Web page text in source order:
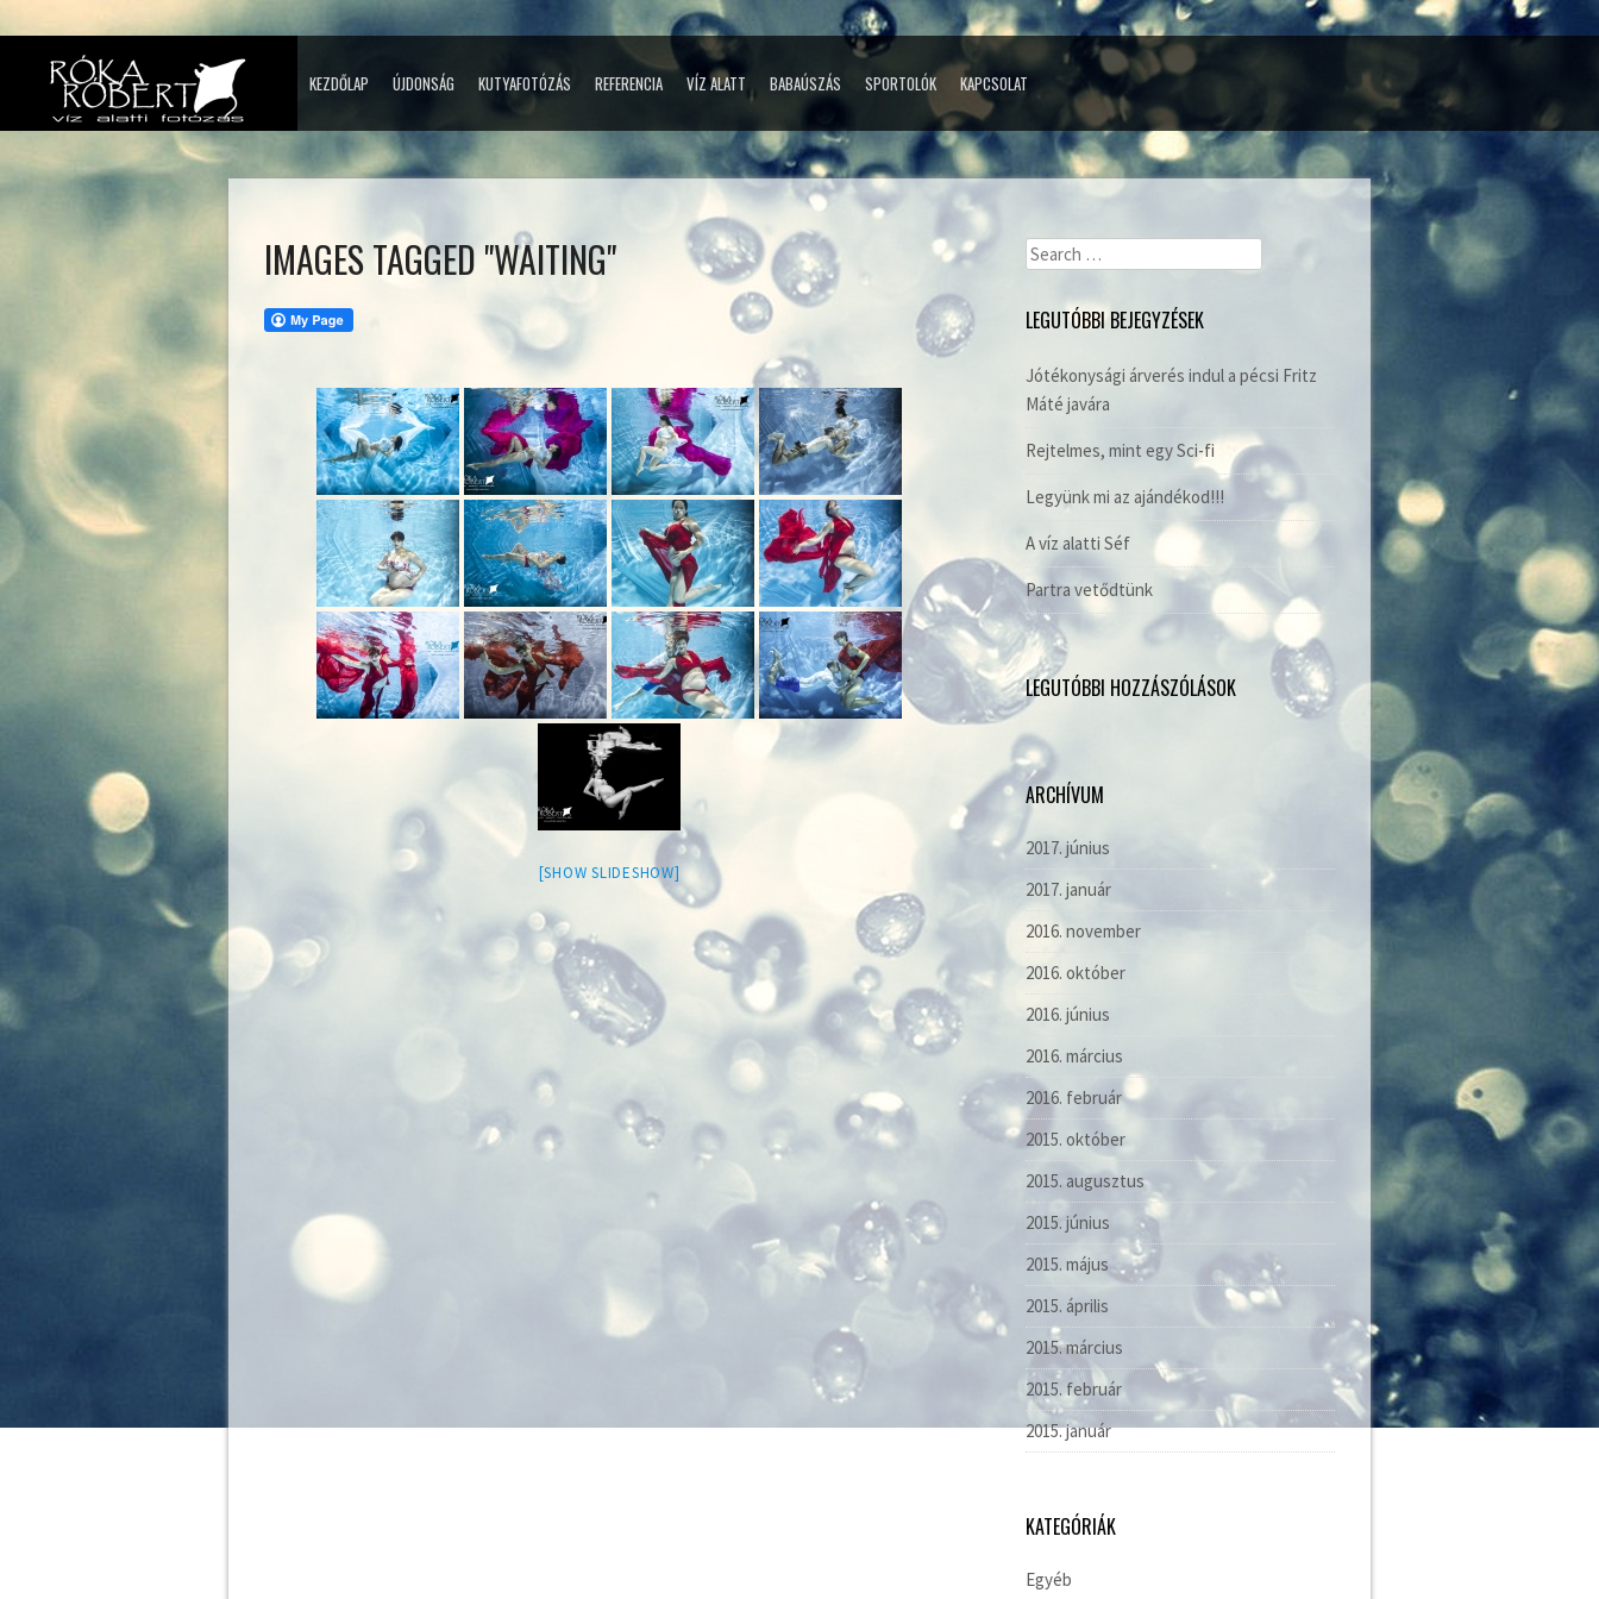
KEZDŐLAP ÚJDONSÁG KUTYAFOTÓZÁS REFERENCIA VÍZ ALATT BABAÚSZÁS SPORTOLÓK KAPCSOLAT
IMAGES TAGGED "WAITING"
[SHOW SLIDESHOW]
Search
LEGUTÓBBI BEJEGYZÉSEK
Jótékonysági árverés indul a pécsi Fritz
Máté javára
Rejtelmes, mint egy Sci-fi
Legyünk mi az ajándékod!!!
A víz alatti Séf
Partra vetődtünk
LEGUTÓBBI HOZZÁSZÓLÁSOK
ARCHÍVUM
2017. június
2017. január
2016. november
2016. október
2016. június
2016. március
2016. február
2015. október
2015. augusztus
2015. június
2015. május
2015. április
2015. március
2015. február
2015. január
KATEGÓRIÁK
Egyéb